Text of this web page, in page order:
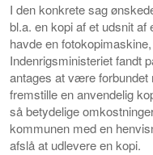
I den konkrete sag
bl.a. en kopi af et udsnit
havde en
Indenrigsministeriet fandt
antages at være forbundet
fremstille en anvendelig
så betydelige
kommunen med en
afslå at udlevere en kopi.